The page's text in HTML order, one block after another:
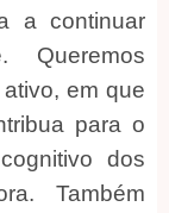
a continuar
Queremos
em que
para o
dos
Também